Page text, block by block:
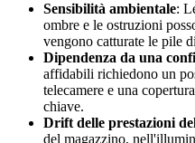
Sensibilità ambientale:
ombre e le ostruzioni
vengono catturate le pile
Dipendenza da una
affidabili richiedono un
telecamere e una
chiave.
Drift delle prestazioni
del magazzino,